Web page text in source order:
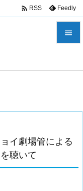

次へ
検索
 RSS Feedly
イ劇場管による
聴いて